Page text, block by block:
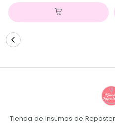
Tienda de Insumos de